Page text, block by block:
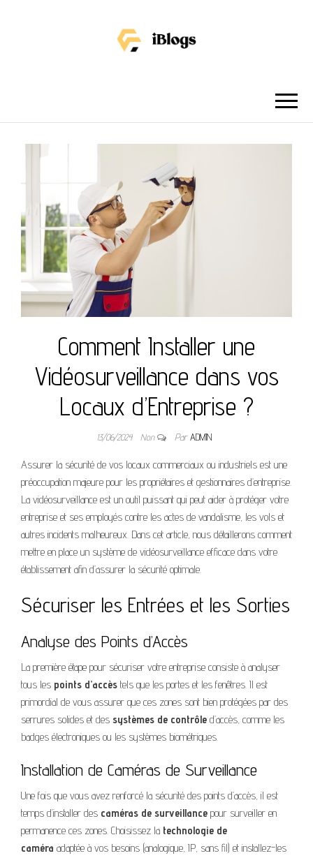
Comment Installer une
Vidéosurveillance dans vos
Locaux d’Entreprise ?
13/06/2024 Non ParADMIN
Assurer la sécurité de vos locaux commerciaux ou industriels est une
préoccupation majeure pour les propriétaires et gestionnaires d’entreprise.
La vidéosurveillance est un outil puissant qui peut aider à protéger votre
entreprise et ses employés contre les actes de vandalisme, les vols et
autres incidents malheureux. Dans cet article, nous détaillerons comment
mettre en place un système de vidéosurveillance efficace dans votre
établissement afin d’assurer la sécurité optimale.
Sécuriser les Entrées et les Sorties
Analyse des Points d’Accès
La première étape pour sécuriser votre entreprise consiste à analyser
tous les points d’accès tels que les portes et les fenêtres. Il est
primordial de vous assurer que ces zones sont bien protégées par des
serrures solides et des systèmes de contrôle d’accès, comme les
badges électroniques ou les systèmes biométriques.
Installation de Caméras de Surveillance
Une fois que vous avez renforcé la sécurité des points d’accès, il est
temps d’installer des caméras de surveillance pour surveiller en
permanence ces zones. Choisissez la technologie de
caméra adaptée à vos besoins (analogique, IP, sans fil) et installez-les